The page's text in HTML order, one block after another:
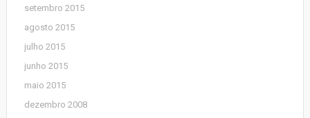
setembro 2015
agosto 2015
julho 2015
junho 2015
maio 2015
dezembro 2008